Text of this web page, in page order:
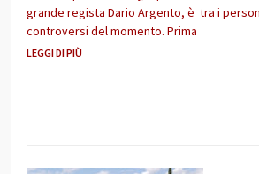
grande regista Dario Argento, è tra i
controversi del momento. Prima
LEGGI DI PIÙ